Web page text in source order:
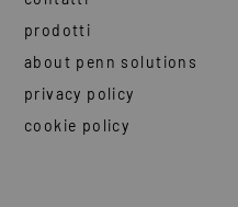
prodotti
about penn solutions
privacy policy
cookie policy